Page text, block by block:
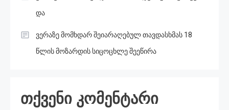
და
ვერაზე მომხდარ შეიარაღებულ თავდასხმას 18
წლის მოზარდის სიცოცხლე შეეწირა
თქვენი კომენტარი